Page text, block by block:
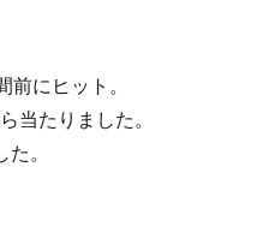
前にヒット。
当たりました。
。